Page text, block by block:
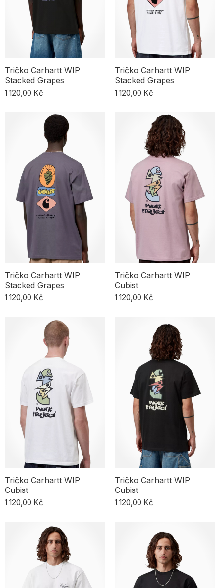
Tričko Carhartt WIP
Stacked Grapes
1 120,00 Kč
Tričko Carhartt WIP
Stacked Grapes
1 120,00 Kč
Tričko Carhartt WIP
Stacked Grapes
1 120,00 Kč
Tričko Carhartt WIP
Cubist
1 120,00 Kč
Tričko Carhartt WIP
Cubist
1 120,00 Kč
Tričko Carhartt WIP
Cubist
1 120,00 Kč